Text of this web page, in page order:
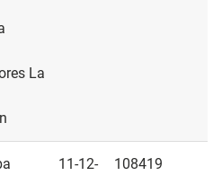
La
11-12- 108419